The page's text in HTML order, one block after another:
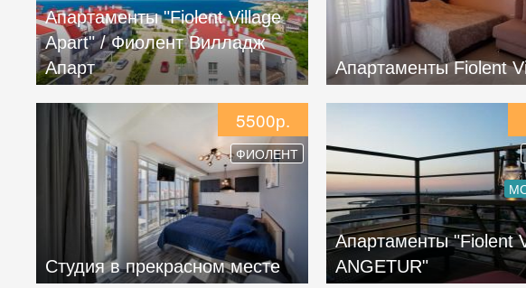
Апартаменты "Fiolent Village
Apart" / Фиолент Вилладж
Апарт
Апартаменты Fiolent
5500р.
ФИОЛЕНТ
Студия в прекрасном месте
Апартаменты "Fiolent
АNGETUR"